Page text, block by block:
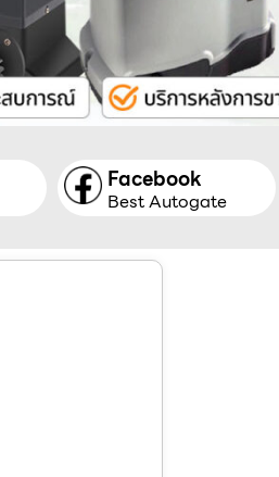
Facebook
Best Autogate